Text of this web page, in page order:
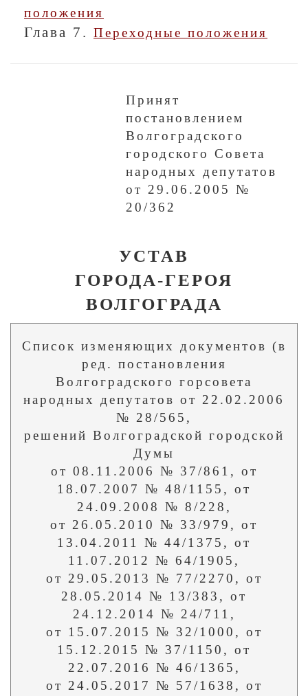
положения
Глава 7. Переходные положения
Принят
постановлением
Волгоградского
городского Совета
народных депутатов
от 29.06.2005 №
20/362
УСТАВ
ГОРОДА-ГЕРОЯ
ВОЛГОГРАДА
Список изменяющих документов (в
ред. постановления
Волгоградского горсовета
народных депутатов от 22.02.2006
№ 28/565,
решений Волгоградской городской
Думы
от 08.11.2006 № 37/861, от
18.07.2007 № 48/1155, от
24.09.2008 № 8/228,
от 26.05.2010 № 33/979, от
13.04.2011 № 44/1375, от
11.07.2012 № 64/1905,
от 29.05.2013 № 77/2270, от
28.05.2014 № 13/383, от
24.12.2014 № 24/711,
от 15.07.2015 № 32/1000, от
15.12.2015 № 37/1150, от
22.07.2016 № 46/1365,
от 24.05.2017 № 57/1638, от